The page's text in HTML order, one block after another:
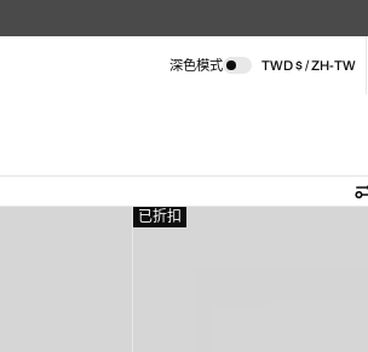
深色模式 TWD $ / ZH-TW
已折扣